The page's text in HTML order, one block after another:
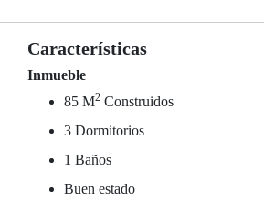
Características
Inmueble
85 M2 Construidos
3 Dormitorios
1 Baños
Buen estado